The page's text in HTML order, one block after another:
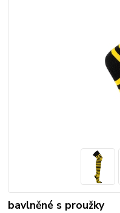
bavlněné s proužky